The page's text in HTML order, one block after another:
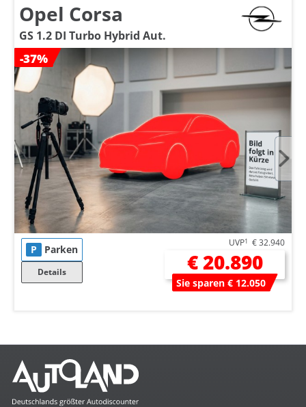
Opel Corsa
GS 1.2 DI Turbo Hybrid Aut.
-37%
P Parken
Details
UVP1 € 32.940
€ 20.890
Sie sparen € 12.050